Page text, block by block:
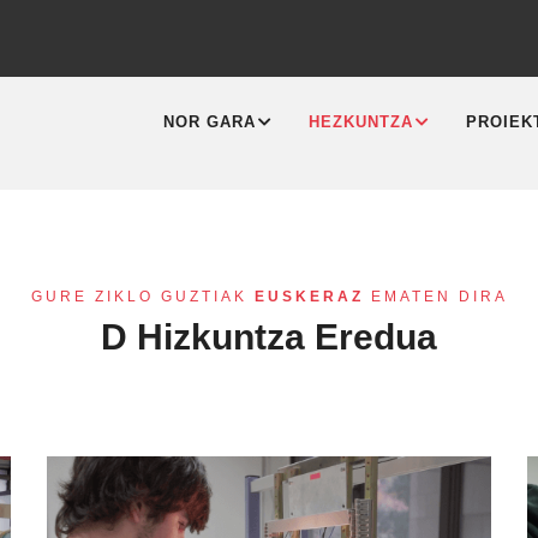
NAVIGATION
NOR GARA HEZKUNTZA
GURE ZIKLO GUZTIAK EUSKERAZ EMATEN DIRA
D Hizkuntza Eredua